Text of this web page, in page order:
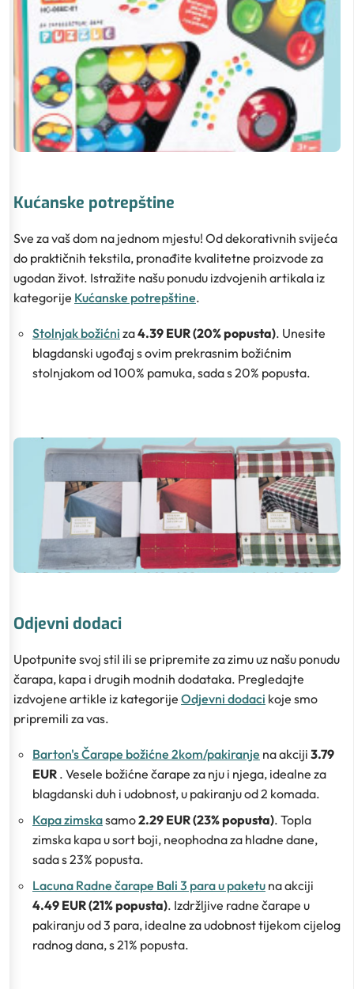
Kućanske potrepštine
Sve za vaš dom na jednom mjestu! Od dekorativnih svijeća
do praktičnih tekstila, pronađite kvalitetne proizvode za
ugodan život. Istražite našu ponudu izdvojenih artikala iz
kategorije Kućanske potrepštine.
Stolnjak božićni za4.39 EUR (20% popusta). Unesite
blagdanski ugođaj s ovim prekrasnim božićnim
stolnjakom od 100% pamuka, sada s 20% popusta.
Odjevni dodaci
Upotpunite svoj stil ili se pripremite za zimu uz našu ponudu
čarapa, kapa i drugih modnih dodataka. Pregledajte
izdvojene artikle iz kategorije Odjevni dodaci koje smo
pripremili za vas.
Barton's Čarape božićne 2kom/pakiranje na akciji 3.79
EUR . Vesele božićne čarape za nju i njega, idealne za
blagdanski duh i udobnost, u pakiranju od 2 komada.
Kapa zimskasamo2.29 EUR (23% popusta). Topla
zimska kapa u sort boji, neophodna za hladne dane,
sada s 23% popusta.
Lacuna Radne čarape Bali 3 para u paketu na akciji
4.49 EUR (21% popusta). Izdržljive radne čarape u
pakiranju od 3 para, idealne za udobnost tijekom cijelog
radnog dana, s 21% popusta.